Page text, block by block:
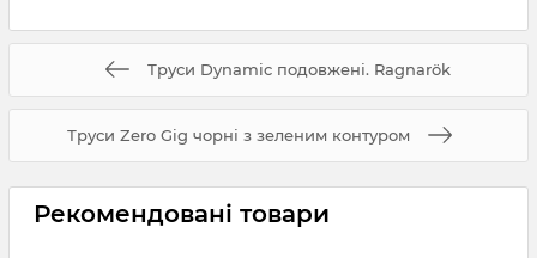
Труси Dynamic подовжені. Ragnarök
Труси Zero Gig чорні з зеленим контуром
Рекомендовані товари